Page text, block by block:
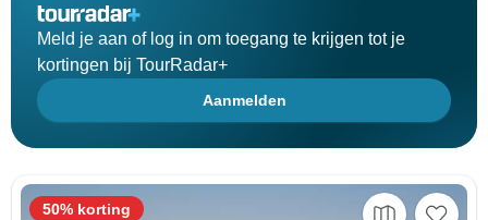
Meld je aan of log in om toegang te krijgen tot je
kortingen bij TourRadar+
Aanmelden
50% korting